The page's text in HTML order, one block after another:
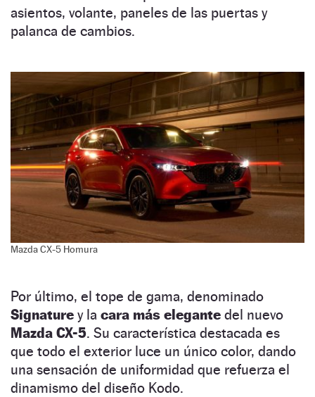
asientos, volante, paneles de las puertas y
palanca de cambios.
Mazda CX-5 Homura
Por último, el tope de gama, denominado
Signature y la cara más elegante del nuevo
Mazda CX-5. Su característica destacada es
que todo el exterior luce un único color, dando
una sensación de uniformidad que refuerza el
dinamismo del diseño Kodo.